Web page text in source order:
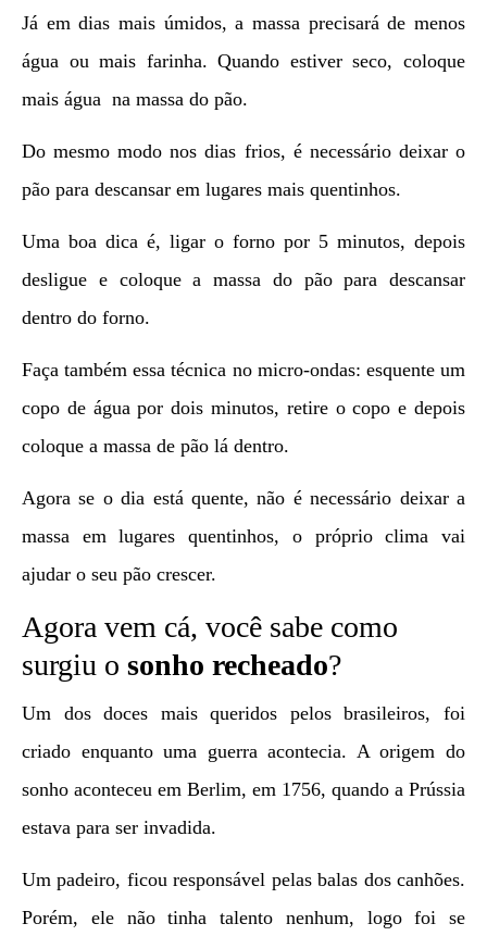
Já em dias mais úmidos, a massa precisará de menos
água ou mais farinha. Quando estiver seco, coloque
mais água na massa do pão.
Do mesmo modo nos dias frios, é necessário deixar o
pão para descansar em lugares mais quentinhos.
Uma boa dica é, ligar o forno por 5 minutos, depois
desligue e coloque a massa do pão para descansar
dentro do forno.
Faça também essa técnica no micro-ondas: esquente um
copo de água por dois minutos, retire o copo e depois
coloque a massa de pão lá dentro.
Agora se o dia está quente, não é necessário deixar a
massa em lugares quentinhos, o próprio clima vai
ajudar o seu pão crescer.
Agora vem cá, você sabe como
surgiu o sonho recheado?
Um dos doces mais queridos pelos brasileiros, foi
criado enquanto uma guerra acontecia. A origem do
sonho aconteceu em Berlim, em 1756, quando a Prússia
estava para ser invadida.
Um padeiro, ficou responsável pelas balas dos canhões.
Porém, ele não tinha talento nenhum, logo foi se